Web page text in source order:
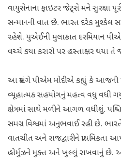
વાયુસેનાના ફાઇટર જેટ્સે મને સુરક્ષા
સન્માનની વાત છે. ભારત દરેક
રહેશે. યુએઈની મુલાકાત દરમિયાન
વચ્ચે કયા કરારો પર હસ્તાક્ષર થયા તે
આ પ્રસંગે પીએમ મોદીએ કહ્યું કે આજની
વ્યૂહાત્મક સહયોગનું મહત્વ વધુ વધી
ક્ષેત્રમાં સાથે મળીને આગળ વધીશું.
સમગ્ર વિશ્વમાં અનુભવાઈ રહી છે.
વાતચીત અને રાજદ્વારીને પ્રાથમિકતા
હોર્મુઝને મુક્ત અને ખુલ્લું રાખવાનું છે. આ